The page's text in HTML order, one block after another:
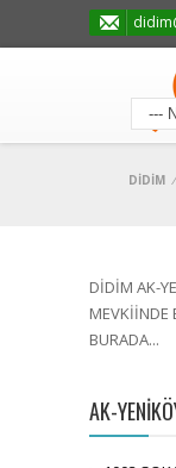
DİDİM /
DİDİM AK-
MEVKİİNDE
BURADA...
AK-